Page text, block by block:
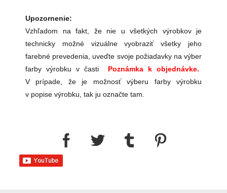
Upozornenie:
Vzhľadom na fakt, že nie u všetkých výrobkov je
technicky možné vizuálne vyobraziť všetky jeho
farebné prevedenia, uveďte svoje požiadavky na výber
farby výrobku v časti Poznámka k objednávke.
V prípade, že je možnosť výberu farby výrobku
v popise výrobku, tak ju označte tam.